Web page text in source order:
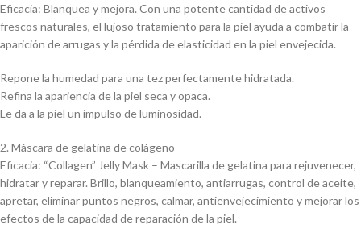
Eficacia: Blanquea y mejora. Con una potente cantidad de activos
frescos naturales, el lujoso tratamiento para la piel ayuda a combatir la
aparición de arrugas y la pérdida de elasticidad en la piel envejecida.
Repone la humedad para una tez perfectamente hidratada.
Refina la apariencia de la piel seca y opaca.
Le da a la piel un impulso de luminosidad.
2. Máscara de gelatina de colágeno
Eficacia: “Collagen” Jelly Mask – Mascarilla de gelatina para rejuvenecer,
hidratar y reparar. Brillo, blanqueamiento, antiarrugas, control de aceite,
apretar, eliminar puntos negros, calmar, antienvejecimiento y mejorar los
efectos de la capacidad de reparación de la piel.